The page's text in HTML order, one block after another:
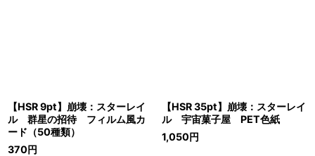
【HSR 9pt】崩壊：スターレイ
ル 群星の招待 フィルム風カ
ード（50種類）
370円
【HSR 35pt】崩壊：スターレイ
ル 宇宙菓子屋 PET色紙
1,050円